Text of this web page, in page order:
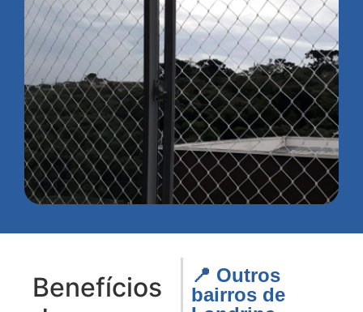
Benefícios
📍 Outros
bairros de